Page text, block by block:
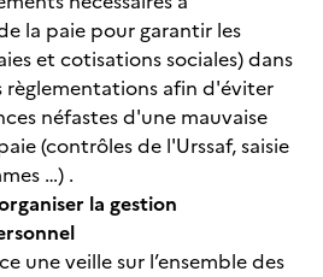
la paie pour garantir les
et cotisations sociales) dans
règlementations afin d'éviter
néfastes d'une mauvaise
(contrôles de l'Urssaf, saisie
…) .
la gestion
une veille sur l’ensemble des